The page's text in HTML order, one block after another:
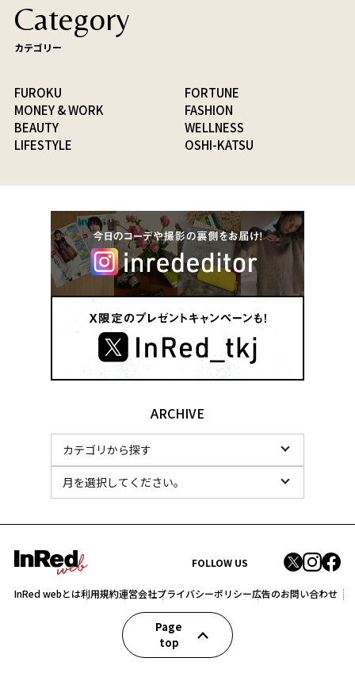
Category
カテゴリー
FUROKU
FORTUNE
MONEY & WORK
FASHION
BEAUTY
WELLNESS
LIFESTYLE
OSHI-KATSU
ARCHIVE
FOLLOW US
InRed webとは利用規約運営会社プライバシーポリシー広告のお問い合わせ
Page
top